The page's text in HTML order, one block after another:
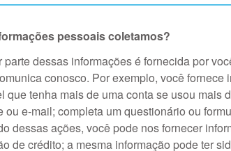
pessoais coletamos?
parte dessas informações é fornecida por
conosco. Por exemplo, você
que tenha mais de uma conta se usou mais
ou e-mail; completa um questionário ou
dessas ações, você pode nos fornecer
de crédito; a mesma informação pode ter